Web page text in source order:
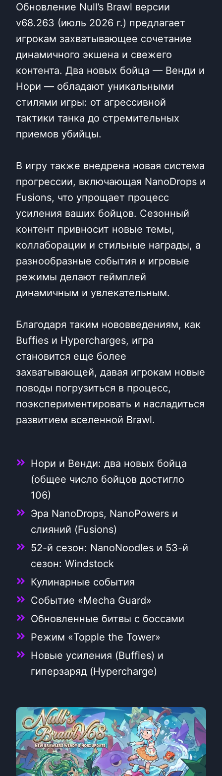
Обновление Null’s Brawl версии
v68.263 (июль 2026 г.) предлагает
игрокам захватывающее сочетание
динамичного экшена и свежего
контента. Два новых бойца — Венди и
Нори — обладают уникальными
стилями игры: от агрессивной
тактики танка до стремительных
приемов убийцы.
В игру также внедрена новая система
прогрессии, включающая NanoDrops и
Fusions, что упрощает процесс
усиления ваших бойцов. Сезонный
контент привносит новые темы,
коллаборации и стильные награды, а
разнообразные события и игровые
режимы делают геймплей
динамичным и увлекательным.
Благодаря таким нововведениям, как
Buffies и Hypercharges, игра
становится еще более
захватывающей, давая игрокам новые
поводы погрузиться в процесс,
поэкспериментировать и насладиться
развитием вселенной Brawl.
Нори и Венди: два новых бойца
(общее число бойцов достигло
106)
Эра NanoDrops, NanoPowers и
слияний (Fusions)
52-й сезон: NanoNoodles и 53-й
сезон: Windstock
Кулинарные события
Событие «Mecha Guard»
Обновленные битвы с боссами
Режим «Topple the Tower»
Новые усиления (Buffies) и
гиперзаряд (Hypercharge)